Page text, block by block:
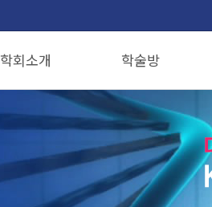
학회소개 학술방
논문기고안내
논문투고
줄기세포연구회